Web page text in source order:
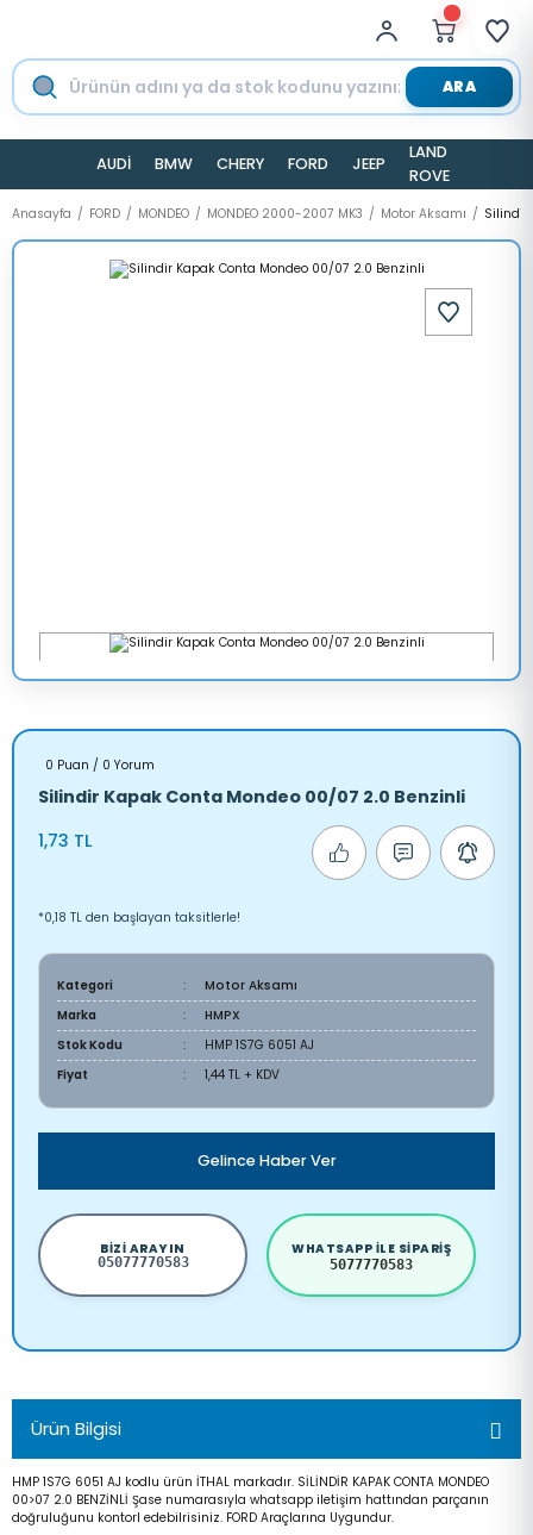
ARA
AUDİ BMW CHERY FORD JEEP
LAND
ROVER
Anasayfa FORD MONDEO MONDEO 2000-2007 MK3 Motor Aksamı Silindir
0 Puan / 0 Yorum
Silindir Kapak Conta Mondeo 00/07 2.0 Benzinli
1,73 TL
*0,18 TL den başlayan taksitlerle!
Kategori
Motor Aksamı
Marka
HMPX
Stok Kodu
HMP 1S7G 6051 AJ
Fiyat
1,44 TL + KDV
Gelince Haber Ver
BIZI ARAYIN
05077770583
WHATSAPP ILE SIPARIŞ
5077770583
Ürün Bilgisi
HMP 1S7G 6051 AJ kodlu ürün İTHAL markadır. SİLİNDİR KAPAK CONTA MONDEO
00>07 2.0 BENZİNLİ Şase numarasıyla whatsapp iletişim hattından parçanın
doğruluğunu kontorl edebilrisiniz. FORD Araçlarına Uygundur.